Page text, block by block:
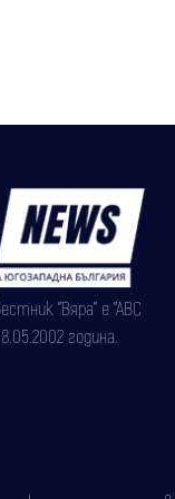
"Вяра" е "АВС
година.